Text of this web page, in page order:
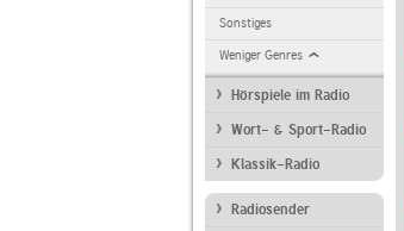
Sonstiges
Weniger Genres
Hörspiele im Radio
Wort- & Sport-Radio
Klassik-Radio
Radiosender